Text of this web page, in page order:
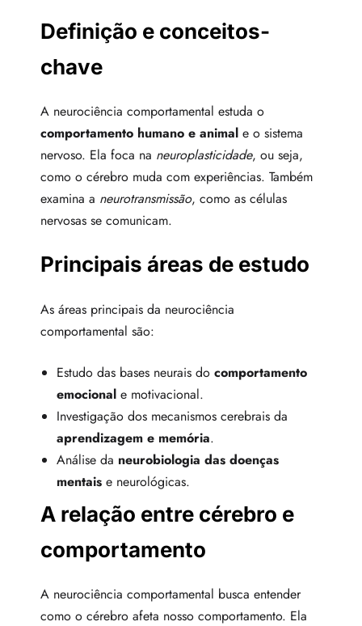
Definição e conceitos-
chave
A neurociência comportamental estuda o
comportamento humano e animal e o sistema
nervoso. Ela foca na neuroplasticidade, ou seja,
como o cérebro muda com experiências. Também
examina a neurotransmissão, como as células
nervosas se comunicam.
Principais áreas de estudo
As áreas principais da neurociência
comportamental são:
Estudo das bases neurais do comportamento
emocional e motivacional.
Investigação dos mecanismos cerebrais da
aprendizagem e memória.
Análise da neurobiologia das doenças
mentais e neurológicas.
A relação entre cérebro e
comportamento
A neurociência comportamental busca entender
como o cérebro afeta nosso comportamento. Ela